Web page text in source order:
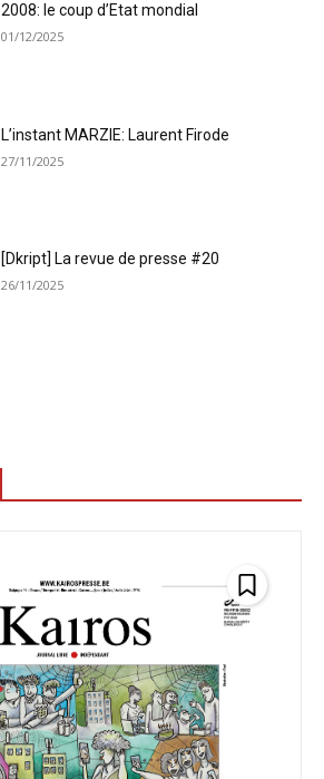
2008: le coup d’Etat mondial
01/12/2025
L’instant MARZIE: Laurent Firode
27/11/2025
[Dkript] La revue de presse #20
26/11/2025